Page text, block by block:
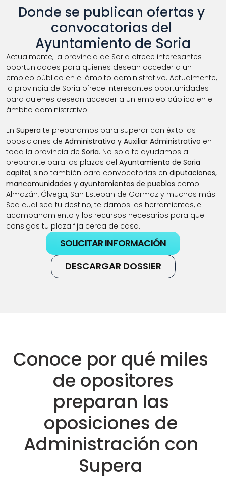
Donde se publican ofertas y
convocatorias del
Ayuntamiento de Soria
Actualmente, la provincia de Soria ofrece interesantes
oportunidades para quienes desean acceder a un
empleo público en el ámbito administrativo. Actualmente,
la provincia de Soria ofrece interesantes oportunidades
para quienes desean acceder a un empleo público en el
ámbito administrativo.
En Supera te preparamos para superar con éxito las
oposiciones de Administrativo y Auxiliar Administrativo en
toda la provincia de Soria. No solo te ayudamos a
prepararte para las plazas del Ayuntamiento de Soria
capital, sino también para convocatorias en diputaciones,
mancomunidades y ayuntamientos de pueblos como
Almazán, Ólvega, San Esteban de Gormaz y muchos más.
Sea cual sea tu destino, te damos las herramientas, el
acompañamiento y los recursos necesarios para que
consigas tu plaza fija cerca de casa.
SOLICITAR INFORMACIÓN
DESCARGAR DOSSIER
Conoce por qué miles
de opositores
preparan las
oposiciones de
Administración con
Supera